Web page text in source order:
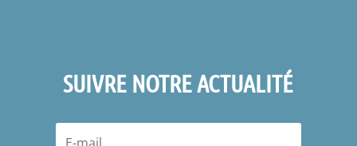
SUIVRE NOTRE ACTUALITÉ